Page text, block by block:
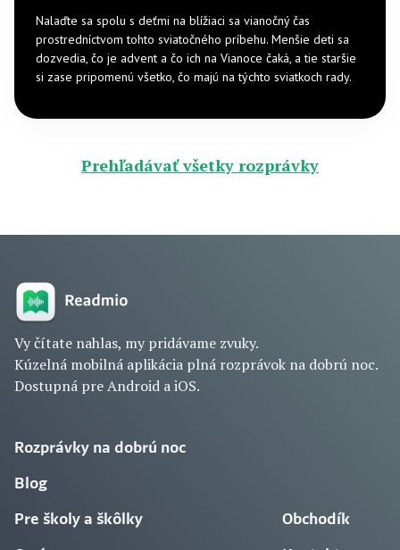
Nalaďte sa spolu s deťmi na blížiaci sa vianočný čas
prostredníctvom tohto sviatočného príbehu. Menšie deti sa
dozvedia, čo je advent a čo ich na Vianoce čaká, a tie staršie
si zase pripomenú všetko, čo majú na týchto sviatkoch rady.
Prehľadávať všetky rozprávky
Vy čítate nahlas, my pridávame zvuky.
Kúzelná mobilná aplikácia plná rozprávok na dobrú noc.
Dostupná pre Android a iOS.
Rozprávky na dobrú noc
Blog
Pre školy a škôlky Obchodík